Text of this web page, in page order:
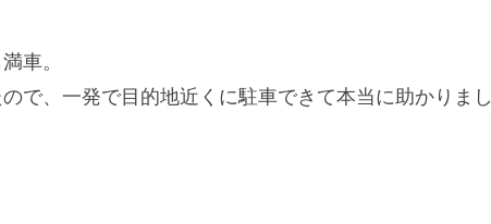
車。
で、一発で目的地近くに駐車できて本当に助かりまし